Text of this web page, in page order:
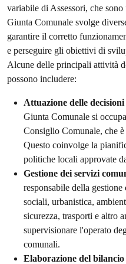
variabile di Assessori, che
Giunta Comunale svolge
garantire il corretto
e perseguire gli obiettivi di
Alcune delle principali attività
possono includere:
Attuazione delle
Giunta Comunale si
Consiglio Comunale, che
Questo coinvolge la
politiche locali approvate
Gestione dei servizi
responsabile della
sociali, urbanistica,
sicurezza, trasporti e altro
supervisionare l'operato
comunali.
Elaborazione del bilancio